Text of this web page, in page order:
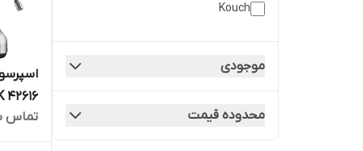
Kouch
موجودی
محدوده قیمت
ضمانت
رایگان گارانتی
تماس